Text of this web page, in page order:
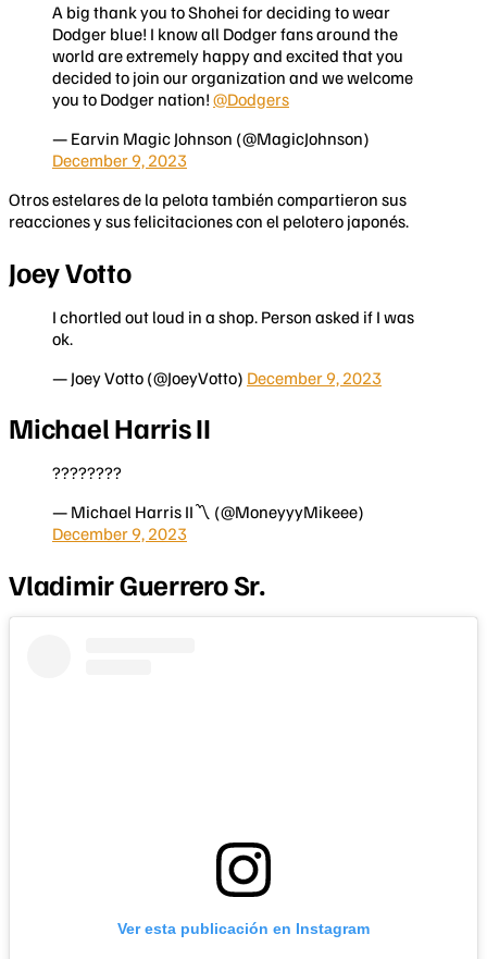
A big thank you to Shohei for deciding to wear
Dodger blue! I know all Dodger fans around the
world are extremely happy and excited that you
decided to join our organization and we welcome
you to Dodger nation! @Dodgers
— Earvin Magic Johnson (@MagicJohnson)
December 9, 2023
Otros estelares de la pelota también compartieron sus
reacciones y sus felicitaciones con el pelotero japonés.
Joey Votto
I chortled out loud in a shop. Person asked if I was
ok.
— Joey Votto (@JoeyVotto) December 9, 2023
Michael Harris II
????????
— Michael Harris II〽️ (@MoneyyyMikeee)
December 9, 2023
Vladimir Guerrero Sr.
Ver esta publicación en Instagram